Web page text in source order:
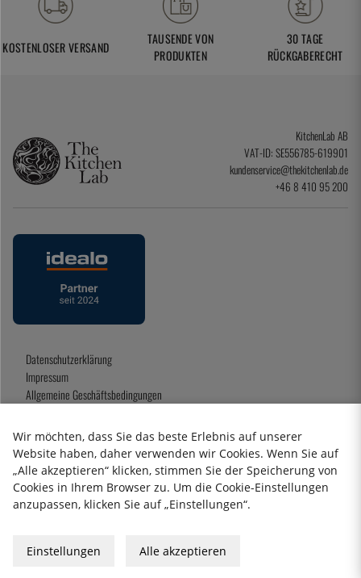
KOSTENLOSER VERSAND
TAUSENDE VON
PRODUKTEN
30 TAGE
RÜCKGABERECHT
KitchenLab AB
VAT-ID: SE556785-619901
kundenservice@thekitchenlab.de
+46 8 410 95 200
Datenschutzerklärung
Impressum
Allgemeine Geschäftsbedingungen
2026 KitchenLab AB
Wir möchten, dass Sie das beste Erlebnis auf unserer
Website haben, daher verwenden wir Cookies. Wenn Sie auf
„Alle akzeptieren“ klicken, stimmen Sie der Speicherung von
Cookies in Ihrem Browser zu. Um die Cookie-Einstellungen
anzupassen, klicken Sie auf „Einstellungen“.
Einstellungen Alle akzeptieren